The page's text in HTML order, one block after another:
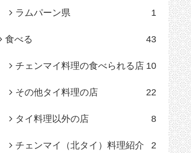
ラムパーン県 1
食べる 43
チェンマイ料理の食べられる店 10
その他タイ料理の店 22
タイ料理以外の店 8
チェンマイ（北タイ）料理紹介 2